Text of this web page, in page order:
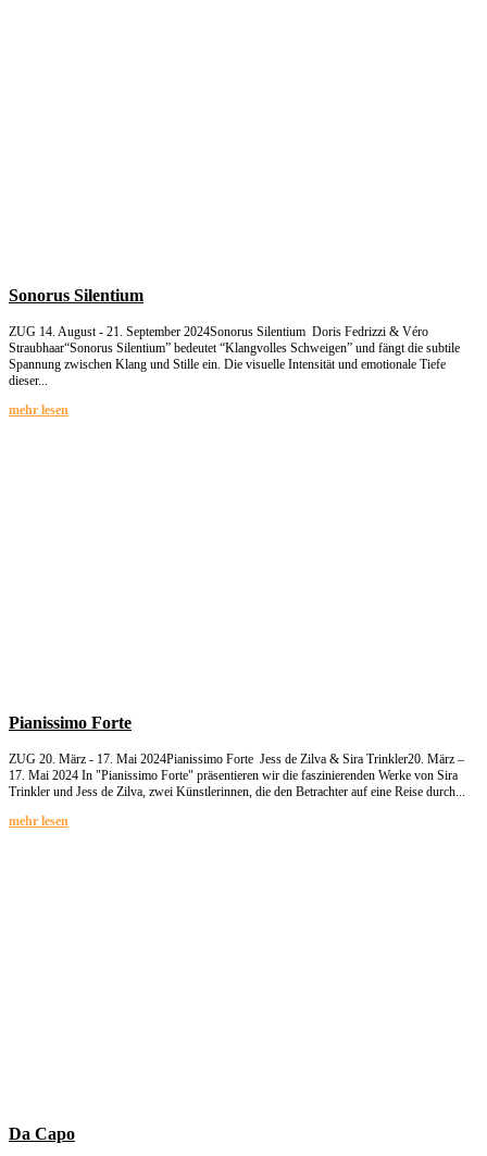
Sonorus Silentium
ZUG 14. August - 21. September 2024Sonorus Silentium Doris Fedrizzi & Véro
Straubhaar“Sonorus Silentium” bedeutet “Klangvolles Schweigen” und fängt die subtile
Spannung zwischen Klang und Stille ein. Die visuelle Intensität und emotionale Tiefe
dieser...
mehr lesen
Pianissimo Forte
ZUG 20. März - 17. Mai 2024Pianissimo Forte Jess de Zilva & Sira Trinkler20. März –
17. Mai 2024 In "Pianissimo Forte" präsentieren wir die faszinierenden Werke von Sira
Trinkler und Jess de Zilva, zwei Künstlerinnen, die den Betrachter auf eine Reise durch...
mehr lesen
Da Capo